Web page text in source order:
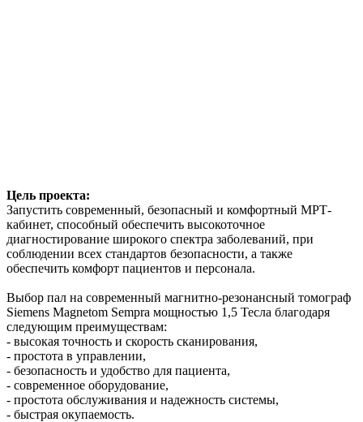
Цель проекта:
Запустить современный, безопасный и комфортный МРТ-
кабинет, способный обеспечить высокоточное
диагностирование широкого спектра заболеваний, при
соблюдении всех стандартов безопасности, а также
обеспечить комфорт пациентов и персонала.
Выбор пал на современный магнитно-резонансный томограф
Siemens Magnetom Sempra мощностью 1,5 Тесла благодаря
следующим преимуществам:
- высокая точность и скорость сканирования,
- простота в управлении,
- безопасность и удобство для пациента,
- современное оборудование,
- простота обслуживания и надежность системы,
- быстрая окупаемость.